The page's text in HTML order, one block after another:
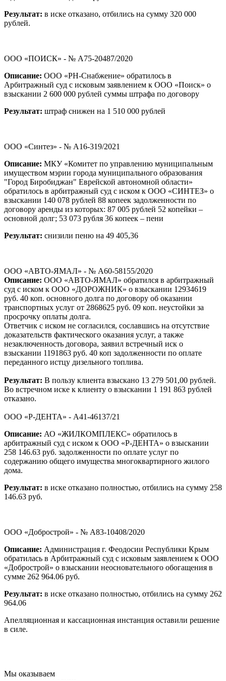
Результат: в иске отказано, отбились на сумму 320 000
рублей.
ООО «ПОИСК» - № А75-20487/2020
Описание: ООО «РН-Снабжение» обратилось в
Арбитражный суд с исковым заявлением к ООО «Поиск» о
взыскании 2 600 000 рублей суммы штрафа по договору
Результат: штраф снижен на 1 510 000 рублей
ООО «Синтез» - № А16-319/2021
Описание: МКУ «Комитет по управлению муниципальным
имуществом мэрии города муниципального образования
"Город Биробиджан" Еврейской автономной области»
обратилось в арбитражный суд с иском к ООО «СИНТЕЗ» о
взыскании 140 078 рублей 88 копеек задолженности по
договору аренды из которых: 87 005 рублей 52 копейки –
основной долг; 53 073 рубля 36 копеек – пени
Результат: снизили пеню на 49 405,36
ООО «АВТО-ЯМАЛ» - № А60-58155/2020
Описание: ООО «АВТО-ЯМАЛ» обратился в арбитражный
суд с иском к ООО «ДОРОЖНИК» о взыскании 12934619
руб. 40 коп. основного долга по договору об оказании
транспортных услуг от 2868625 руб. 09 коп. неустойки за
просрочку оплаты долга.
Ответчик с иском не согласился, сославшись на отсутствие
доказательств фактического оказания услуг, а также
незаключенность договора, заявил встречный иск о
взыскании 1191863 руб. 40 коп задолженности по оплате
переданного истцу дизельного топлива.
Результат: В пользу клиента взыскано 13 279 501,00 рублей.
Во встречном иске к клиенту о взыскании 1 191 863 рублей
отказано.
ООО «Р-ДЕНТА» - А41-46137/21
Описание: АО «ЖИЛКОМПЛЕКС» обратилось в
арбитражный суд с иском к ООО «Р-ДЕНТА» о взыскании
258 146.63 руб. задолженности по оплате услуг по
содержанию общего имущества многоквартирного жилого
дома.
Результат: в иске отказано полностью, отбились на сумму 258
146.63 руб.
ООО «Добрострой» - № А83-10408/2020
Описание: Администрация г. Феодосии Республики Крым
обратилась в Арбитражный суд с исковым заявлением к ООО
«Добрострой» о взыскании неосновательного обогащения в
сумме 262 964.06 руб.
Результат: в иске отказано полностью, отбились на сумму 262
964.06
Апелляционная и кассационная инстанция оставили решение
в силе.
Мы оказываем